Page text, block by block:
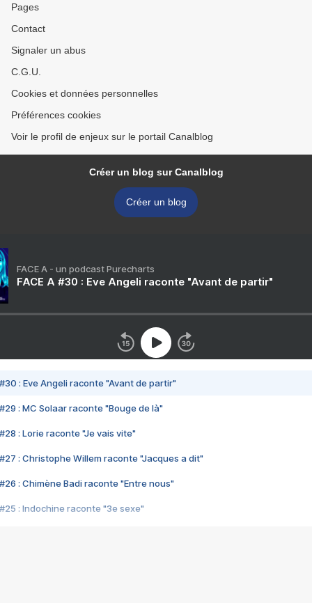
Pages
Contact
Signaler un abus
C.G.U.
Cookies et données personnelles
Préférences cookies
Voir le profil de enjeux sur le portail Canalblog
Créer un blog sur Canalblog
Créer un blog
FACE A - un podcast Purecharts
FACE A #30 : Eve Angeli raconte "Avant de partir"
#30 : Eve Angeli raconte "Avant de partir"
#29 : MC Solaar raconte "Bouge de là"
#28 : Lorie raconte "Je vais vite"
#27 : Christophe Willem raconte "Jacques a dit"
#26 : Chimène Badi raconte "Entre nous"
#25 : Indochine raconte "3e sexe"